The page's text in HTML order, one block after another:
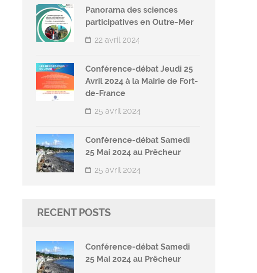
Panorama des sciences
participatives en Outre-Mer
22 avril 2024
Conférence-débat Jeudi 25
Avril 2024 à la Mairie de Fort-
de-France
25 avril 2024
Conférence-débat Samedi
25 Mai 2024 au Prêcheur
25 avril 2024
RECENT POSTS
Conférence-débat Samedi
25 Mai 2024 au Prêcheur